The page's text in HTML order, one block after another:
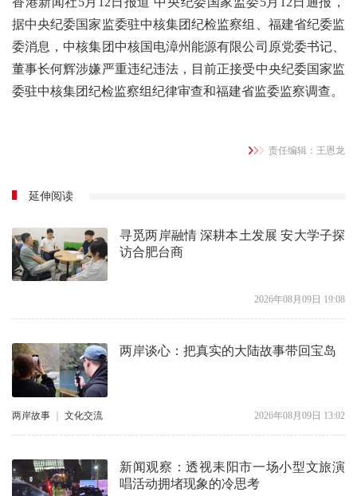
据中央纪委国家监委驻中核集团纪检监察组、福建省纪委监
委消息，中核集团中核国电漳州能源有限公司原党委书记、
董事长何辉涉嫌严重违纪违法，目前正接受中央纪委国家监
委驻中核集团纪检监察组纪律审查和福建省监委监察调查。
责任编辑：王恩龙
延伸阅读
寻觅两岸融情 深耕本土发展 安大学子探
访合肥台商
2026年08月09日 19:08
两岸谈心：把真实的大陆故事带回宝岛
两岸故事 ｜ 文化交流 2026年08月09日 13:02
新闻观察：透视耒阳市一场小型文旅演
唱活动拥堵现象的冷思考